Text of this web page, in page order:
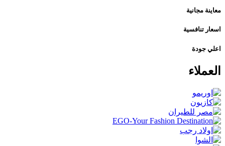
معاينة مجانية
اسعار تنافسية
اعلي جودة
العملاء